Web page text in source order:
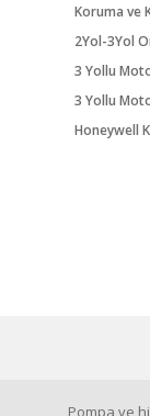
Koruma ve
2Yol-3Yol
3 Yollu
3 Yollu
Honeywell